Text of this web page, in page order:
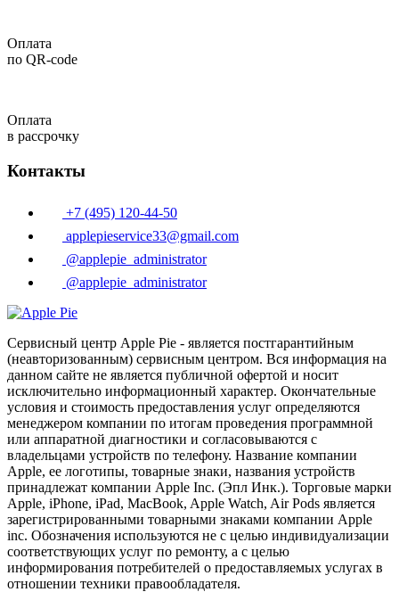
Оплата
по QR-code
Оплата
в рассрочку
Контакты
+7 (495) 120-44-50
applepieservice33@gmail.com
@applepie_administrator
@applepie_administrator
Сервисный центр Apple Pie - является постгарантийным
(неавторизованным) сервисным центром. Вся информация на
данном сайте не является публичной офертой и носит
исключительно информационный характер. Окончательные
условия и стоимость предоставления услуг определяются
менеджером компании по итогам проведения программной
или аппаратной диагностики и согласовываются с
владельцами устройств по телефону. Название компании
Apple, ее логотипы, товарные знаки, названия устройств
принадлежат компании Apple Inc. (Эпл Инк.). Торговые марки
Apple, iPhone, iPad, MacBook, Apple Watch, Air Pods является
зарегистрированными товарными знаками компании Apple
inc. Обозначения используются не с целью индивидуализации
соответствующих услуг по ремонту, а с целью
информирования потребителей о предоставляемых услугах в
отношении техники правообладателя.